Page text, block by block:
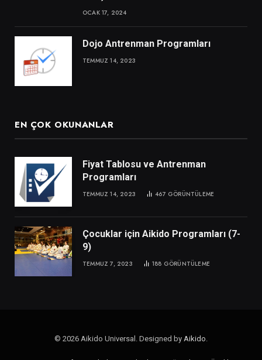
OCAK 17, 2024
Dojo Antrenman Programları
TEMMUZ 14, 2023
EN ÇOK OKUNANLAR
Fiyat Tablosu ve Antrenman
Programları
TEMMUZ 14, 2023 467 GÖRÜNTÜLEME
Çocuklar için Aikido Programları (7-
9)
TEMMUZ 7, 2023 188 GÖRÜNTÜLEME
© 2026 Aikido Universal. Designed by Aikido.